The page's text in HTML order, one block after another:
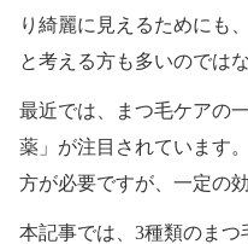
り綺麗に見えるためにも
と考える方も多いのでは
最近では、まつ毛ケアの
薬」が注目されています
方が必要ですが、一定の
本記事では、3種類のま